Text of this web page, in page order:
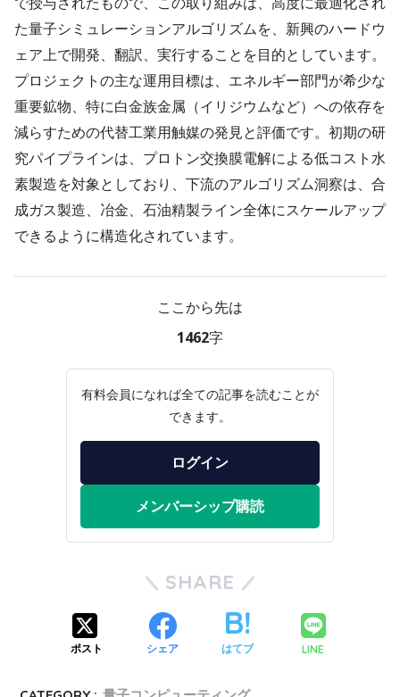
た量子シミュレーションアルゴリズムを、新興のハードウ
ェア上で開発、翻訳、実行することを目的としています。
プロジェクトの主な運用目標は、エネルギー部門が希少な
重要鉱物、特に白金族金属（イリジウムなど）への依存を
減らすための代替工業用触媒の発見と評価です。初期の研
究パイプラインは、プロトン交換膜電解による低コスト水
素製造を対象としており、下流のアルゴリズム洞察は、合
成ガス製造、冶金、石油精製ライン全体にスケールアップ
できるように構造化されています。
ここから先は
1462字
有料会員になれば全ての記事を読むことが
できます。
ログイン
メンバーシップ購読
SHARE
ポスト シェア はてブ LINE